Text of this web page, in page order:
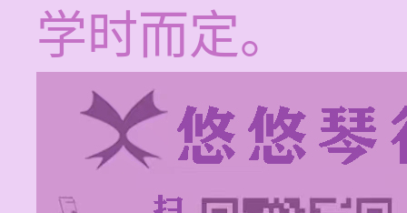
学时而定。